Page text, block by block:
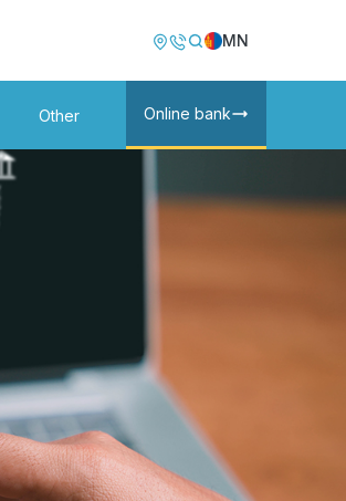
Image
Image MN
Other Online bank